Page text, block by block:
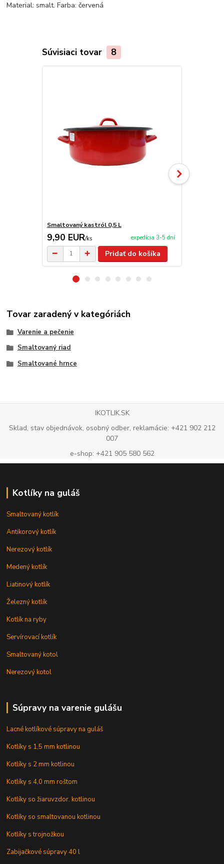
Material: smalt. Farba: červená
Súvisiaci tovar 8
Smaltovaný kastról 0,5 L
9,90 EUR/ks expedícia 3-5 dní
Pridať do košíka
Tovar zaradený v kategóriách
Varenie a pečenie
Smaltovaný riad
Smaltované hrnce
IKOTLIK.SK
Sklad, stav objednávok, osobný odber, reklamácie: +421 902 212
007
e-shop: +421 905 580 562
Kotlíky na guláš
Smaltovaný kotlík
Antikorový kotlík
Nerezový kotlík
Medený kotlík
Liatinový kotlík
Železný kotlík
Kotlík na ryby
Servírovací kotlík
Smaltovaný kotol
Nerezový kotol
Súpravy na varenie gulášu
Lacné kotlíkové súpravy na guláš
Kotlíky s 1,5 mm kotlinou
Kotlíky s 2 mm kotlinou
Kotlíky s 4,0 mm roštom
Kotlíky so žiaruvzdor. kotlinou
Kotlíky so smaltovanou kotlinou
Kotlíky s trojnožkou
Zabijačkové súpravy 40 l